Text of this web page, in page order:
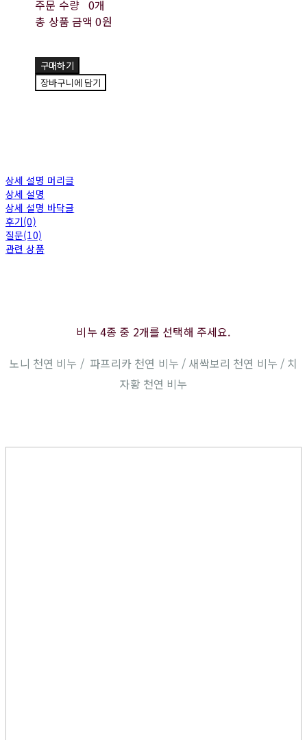
주문 수량 0개
총 상품 금액 0원
구매하기
장바구니에 담기
상세 설명 머리글
상세 설명
상세 설명 바닥글
후기(0)
질문(10)
관련 상품
비누 4종 중 2개를 선택해 주세요.
노니 천연 비누 / 파프리카 천연 비누 / 새싹보리 천연 비누 / 치
자황 천연 비누